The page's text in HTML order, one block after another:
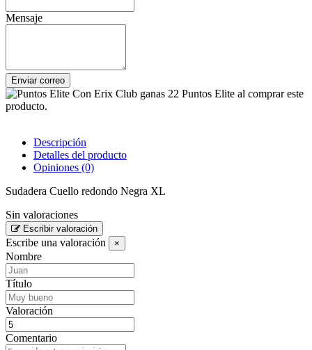
Mensaje
Enviar correo
Con Erix Club ganas 22 Puntos Elite al comprar este
producto.
Descripción
Detalles del producto
Opiniones (0)
Sudadera Cuello redondo Negra XL
Sin valoraciones
Escribir valoración
Escribe una valoración ×
Nombre
Título
Valoración
Comentario